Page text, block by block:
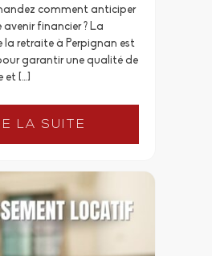
comment anticiper
financier ? La
retraite à Perpignan est
garantir une qualité de
et […]
LA SUITE